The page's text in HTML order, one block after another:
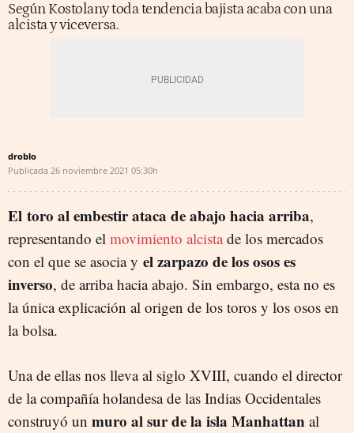
Según Kostolany toda tendencia bajista acaba con una
alcista y viceversa.
droblo
Publicada 26 noviembre 2021 05:30h
El toro al embestir ataca de abajo hacia arriba,
representando el movimiento alcistade los mercados
con el que se asocia y el zarpazo de los osos es
inverso, de arriba hacia abajo. Sin embargo, esta no es
la única explicación al origen de los toros y los osos en
la bolsa.
Una de ellas nos lleva al siglo XVIII, cuando el director
de la compañía holandesa de las Indias Occidentales
construyó un muro al sur de la isla Manhattan al